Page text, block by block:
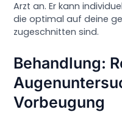
Arzt an. Er kann
die optimal auf deine
zugeschnitten sind.
Behandlung:
Vorbeugung